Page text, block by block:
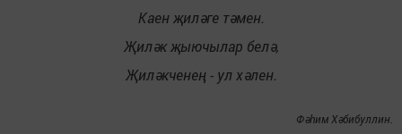
Каен җиләге тәмен.
Җиләк җыючылар белә,
Җиләкченең - ул хәлен.
Фәһим Хәбибуллин.